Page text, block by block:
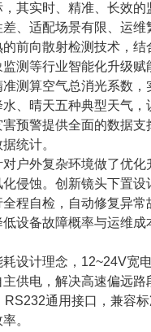
其实时、精准、长效
、适配场景有限、运
向散射检测技术，结
测等行业智能化升级赋
算空气总消光系数，
、晴天五种典型天气
预警提供全面的数据
统计。
外复杂环境做了优化
侵蚀。创新镜头下置
程自检，自动修复异
设备故障概率与运维
计理念，12~24V宽
供电，解决高速偏远
通用接口，兼容
。